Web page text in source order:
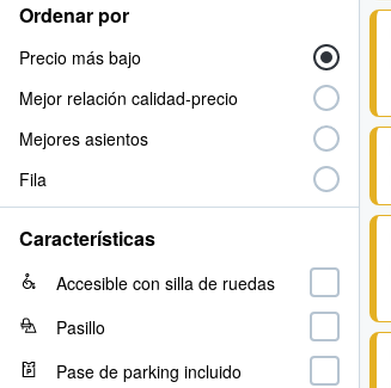
Ordenar por
Precio más bajo
Mejor relación calidad-precio
Mejores asientos
Fila
Características
Accesible con silla de ruedas
Pasillo
Pase de parking incluido